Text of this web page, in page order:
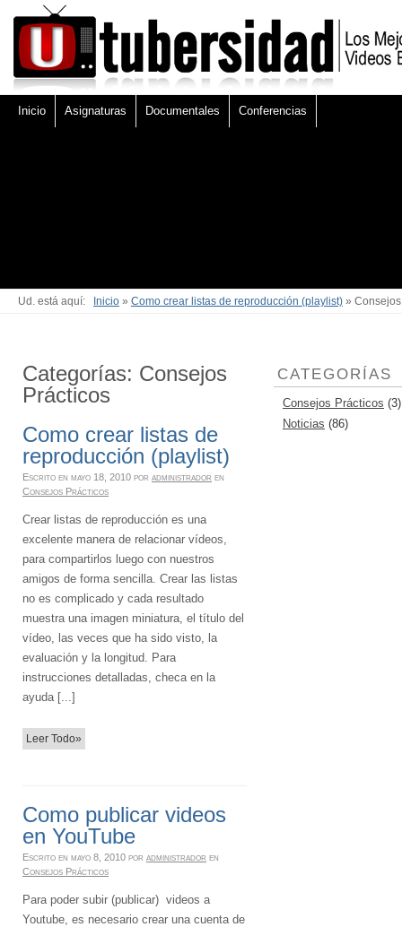
Inicio Asignaturas Documentales Conferencias
Ud. está aquí: Inicio » Como crear listas de reproducción (playlist) »
Categorías: Consejos
Prácticos
Como crear listas de
reproducción (playlist)
Escrito en mayo 18, 2010 por administrador en
Consejos Prácticos
Crear listas de reproducción es una
excelente manera de relacionar vídeos,
para compartirlos luego con nuestros
amigos de forma sencilla. Crear las listas
no es complicado y cada resultado
muestra una imagen miniatura, el título del
vídeo, las veces que ha sido visto, la
evaluación y la longitud. Para
instrucciones detalladas, checa en la
ayuda [...]
Leer Todo»
Como publicar videos
en YouTube
Escrito en mayo 8, 2010 por administrador en
Consejos Prácticos
Para poder subir (publicar) videos a
Youtube, es necesario crear una cuenta de
CATEGORÍAS
Consejos Prácticos (3)
Noticias (86)